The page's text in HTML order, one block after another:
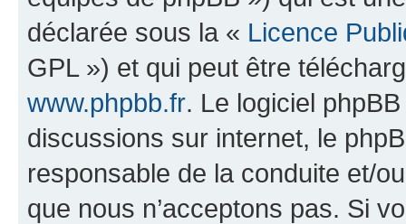
déclarée sous la « Licence
GPL ») et qui peut être
www.phpbb.fr. Le logiciel
discussions sur internet, le
responsable de la conduite et/
que nous n’acceptons pas. Si